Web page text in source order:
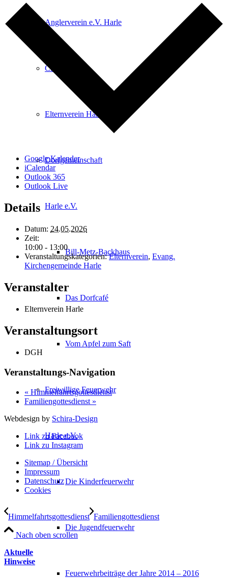
Anglerverein e.V. Harle
Chor Chorios
Elternverein Harle e.V.
Dorfgemeinschaft
Harle e.V.
Bill-Metz-Backhaus
Das Dorfcafé
Vom Apfel zum Saft
Freiwillige Feuerwehr
Harle e.V.
Die Kinderfeuerwehr
Die Jugendfeuerwehr
Feuerwehrbeiträge der Jahre 2014 – 2016
Google Kalender
iCalendar
Outlook 365
Outlook Live
Details
Datum: 24.05.2026
Zeit:
10:00 - 13:00
Veranstaltungskategorien: Elternverein, Evang.
Kirchengemeinde Harle
Veranstalter
Elternverein Harle
Veranstaltungsort
DGH
Veranstaltungs-Navigation
« Himmelfahrtsgottesdienst
Familiengottesdienst »
Webdesign by Schira-Design
Link zu Facebook
Link zu Instagram
Sitemap / Übersicht
Impressum
Datenschutz­
Cookies
Himmelfahrtsgottesdienst Familiengottesdienst
Nach oben scrollen
Aktuelle
Hinweise